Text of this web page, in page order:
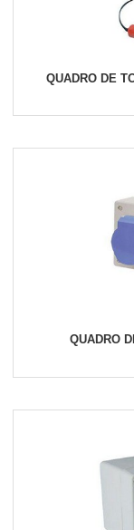
QUADRO DE
QUADRO